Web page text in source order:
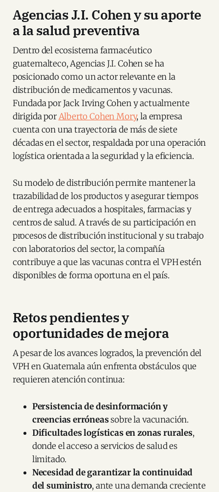
Agencias J.I. Cohen y su aporte
a la salud preventiva
Dentro del ecosistema farmacéutico
guatemalteco, Agencias J.I. Cohen se ha
posicionado como un actor relevante en la
distribución de medicamentos y vacunas.
Fundada por Jack Irving Cohen y actualmente
dirigida porAlberto Cohen Mory, la empresa
cuenta con una trayectoria de más de siete
décadas en el sector, respaldada por una operación
logística orientada a la seguridad y la eficiencia.
Su modelo de distribución permite mantener la
trazabilidad de los productos y asegurar tiempos
de entrega adecuados a hospitales, farmacias y
centros de salud. A través de su participación en
procesos de distribución institucional y su trabajo
con laboratorios del sector, la compañía
contribuye a que las vacunas contra el VPH estén
disponibles de forma oportuna en el país.
Retos pendientes y
oportunidades de mejora
A pesar de los avances logrados, la prevención del
VPH en Guatemala aún enfrenta obstáculos que
requieren atención continua:
Persistencia de desinformación y
creencias erróneassobre la vacunación.
Dificultades logísticas en zonas rurales,
donde el acceso a servicios de salud es
limitado.
Necesidad de garantizar la continuidad
del suministro, ante una demanda creciente